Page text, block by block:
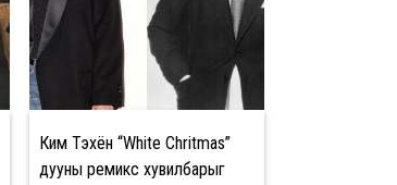
Ким Тэхён “White Chritmas”
дууны ремикс хувилбарыг